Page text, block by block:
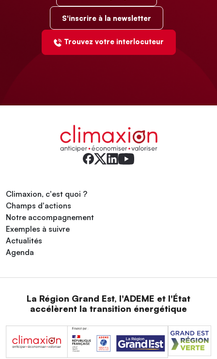
S'inscrire à la newsletter
Trouvez votre interlocuteur
Climaxion, c'est quoi ?
Champs d'actions
Notre accompagnement
Exemples à suivre
Actualités
Agenda
La Région Grand Est, l'ADEME et l'État
accélèrent la transition énergétique